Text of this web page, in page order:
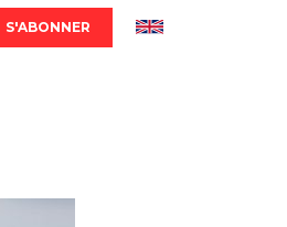
S'ABONNER